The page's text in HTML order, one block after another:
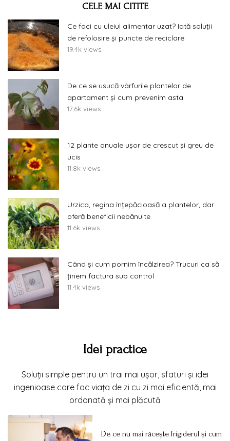
CELE MAI CITITE
Ce faci cu uleiul alimentar uzat? Iată soluții
de refolosire și puncte de reciclare
19.4k views
De ce se usucă vârfurile plantelor de
apartament și cum prevenim asta
17.6k views
12 plante anuale ușor de crescut și greu de
ucis
11.8k views
Urzica, regina înțepăcioasă a plantelor, dar
oferă beneficii nebănuite
11.6k views
Când și cum pornim încălzirea? Trucuri ca să
ținem factura sub control
11.4k views
Idei practice
Soluții simple pentru un trai mai ușor, sfaturi și idei
ingenioase care fac viața de zi cu zi mai eficientă, mai
ordonată și mai plăcută
De ce nu mai răcește frigiderul și cum